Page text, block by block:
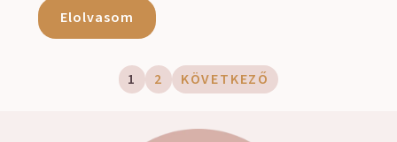
Elolvasom
1 2 KÖVETKEZŐ